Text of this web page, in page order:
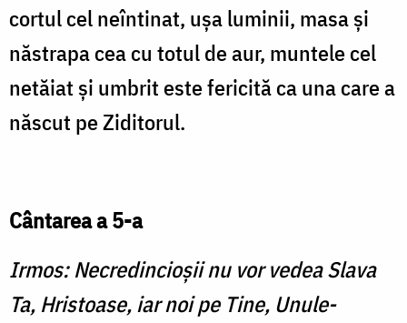
cortul cel neîntinat, uşa luminii, masa şi
năstrapa cea cu totul de aur, muntele cel
netăiat şi umbrit este fericită ca una care a
născut pe Ziditorul.
Cântarea a 5-a
Irmos: Necredincioşii nu vor ve­dea Slava
Ta, Hristoase, iar noi pe Tine, Unule-